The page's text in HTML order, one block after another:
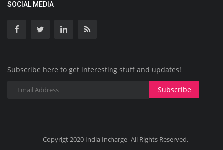
SOCIAL MEDIA
Subscribe here to get interesting stuff and updates!
Subscribe
Copyrigt 2020 India Incharge- All Rights Reserved.